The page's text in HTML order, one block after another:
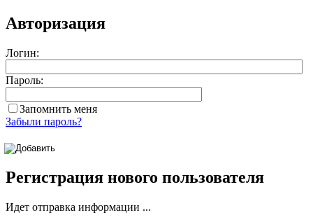
Авторизация
Логин:
Пароль:
Запомнить меня
Забыли пароль?
Регистрация нового пользователя
Идет отправка информации ...